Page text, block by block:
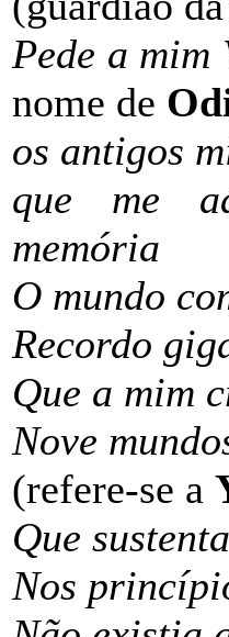
Pede a mim
nome de
os antigos
que me
memória
O mundo
Recordo
Que a mim
Nove
(refere-se a
Que
Nos